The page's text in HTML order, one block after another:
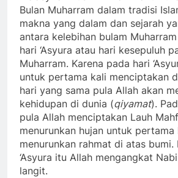
Bulan Muharram dalam tradisi
makna yang dalam dan sejarah
antara kelebihan bulam
hari ‘Asyura atau hari kesepuluh
Muharram. Karena pada hari
untuk pertama kali menciptakan
hari yang sama pula Allah akan
kehidupan di dunia (qiyamat).
pula Allah menciptakan Lauh
menurunkan hujan untuk pertama
menurunkan rahmat di atas bumi.
‘Asyura itu Allah mengangkat
langit.